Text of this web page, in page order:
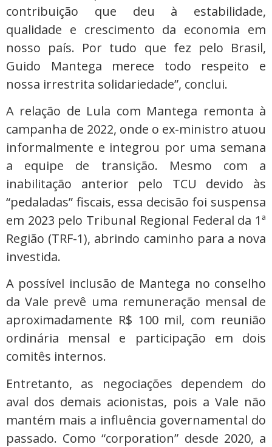
contribuição que deu à estabilidade,
qualidade e crescimento da economia em
nosso país. Por tudo que fez pelo Brasil,
Guido Mantega merece todo respeito e
nossa irrestrita solidariedade”, conclui.
A relação de Lula com Mantega remonta à
campanha de 2022, onde o ex-ministro atuou
informalmente e integrou por uma semana
a equipe de transição. Mesmo com a
inabilitação anterior pelo TCU devido às
“pedaladas” fiscais, essa decisão foi suspensa
em 2023 pelo Tribunal Regional Federal da 1ª
Região (TRF-1), abrindo caminho para a nova
investida.
A possível inclusão de Mantega no conselho
da Vale prevê uma remuneração mensal de
aproximadamente R$ 100 mil, com reunião
ordinária mensal e participação em dois
comitês internos.
Entretanto, as negociações dependem do
aval dos demais acionistas, pois a Vale não
mantém mais a influência governamental do
passado. Como “corporation” desde 2020, a